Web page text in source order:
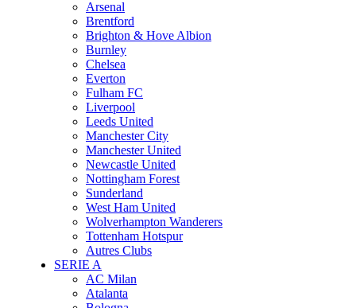
Arsenal
Brentford
Brighton & Hove Albion
Burnley
Chelsea
Everton
Fulham FC
Liverpool
Leeds United
Manchester City
Manchester United
Newcastle United
Nottingham Forest
Sunderland
West Ham United
Wolverhampton Wanderers
Tottenham Hotspur
Autres Clubs
SERIE A
AC Milan
Atalanta